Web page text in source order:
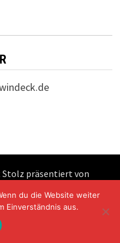
Stolz präsentiert von
du die Website weiter
Einverständnis aus.